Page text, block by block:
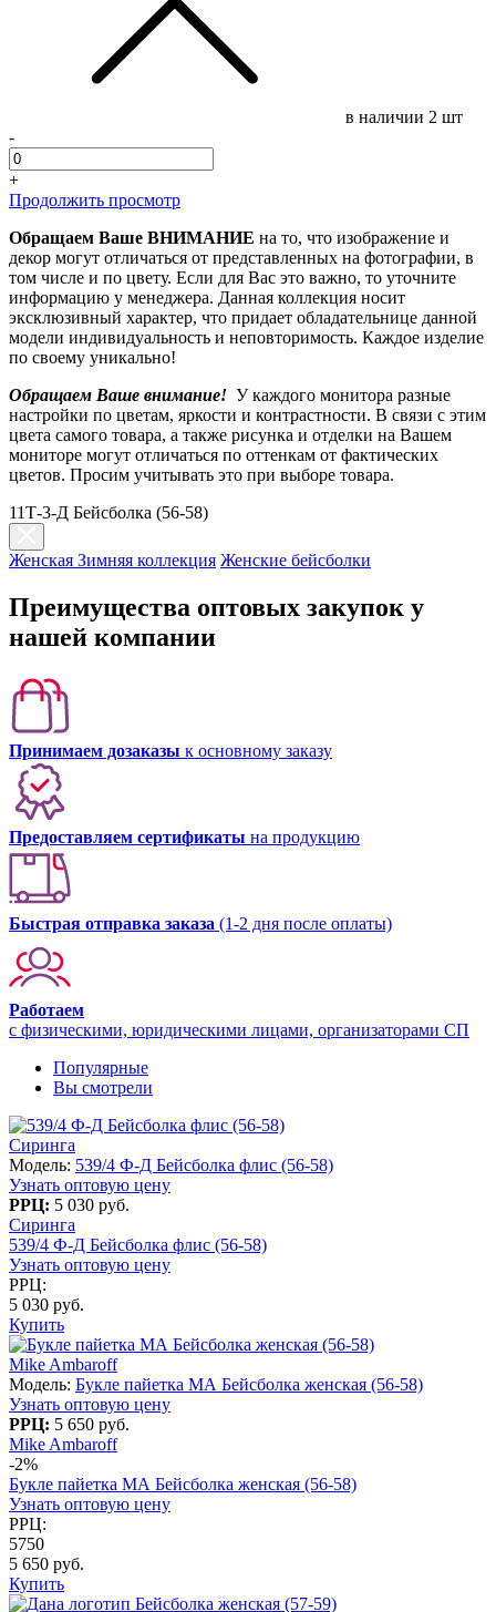
в наличии 2 шт
-
+
Продолжить просмотр
Обращаем Ваше ВНИМАНИЕ на то, что изображение и
декор могут отличаться от представленных на фотографии, в
том числе и по цвету. Если для Вас это важно, то уточните
информацию у менеджера. Данная коллекция носит
эксклюзивный характер, что придает обладательнице данной
модели индивидуальность и неповторимость. Каждое изделие
по своему уникально!
Обращаем Ваше внимание! У каждого монитора разные
настройки по цветам, яркости и контрастности. В связи с этим
цвета самого товара, а также рисунка и отделки на Вашем
мониторе могут отличаться по оттенкам от фактических
цветов. Просим учитывать это при выборе товара.
11Т-3-Д Бейсболка (56-58)
Женская Зимняя коллекция Женские бейсболки
Преимущества оптовых закупок у
нашей компании
Принимаем дозаказы к основному заказу
Предоставляем сертификаты на продукцию
Быстрая отправка заказа (1-2 дня после оплаты)
Работаем
с физическими, юридическими лицами, организаторами СП
Популярные
Вы смотрели
Сиринга
Модель: 539/4 Ф-Д Бейсболка флис (56-58)
Узнать оптовую цену
РРЦ: 5 030 руб.
Сиринга
539/4 Ф-Д Бейсболка флис (56-58)
Узнать оптовую цену
РРЦ:
5 030 руб.
Купить
Mike Ambaroff
Модель: Букле пайетка МА Бейсболка женская (56-58)
Узнать оптовую цену
РРЦ: 5 650 руб.
Mike Ambaroff
-2%
Букле пайетка МА Бейсболка женская (56-58)
Узнать оптовую цену
РРЦ:
5750
5 650 руб.
Купить